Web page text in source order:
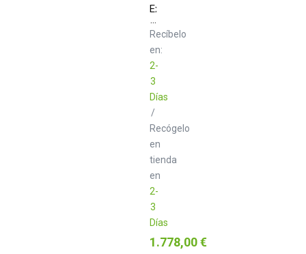
Expressive
E
Osmose
61
Recíbelo
en:
2-
3
Días
/
Recógelo
en
tienda
en
2-
3
Días
Precio
1.778,00 €